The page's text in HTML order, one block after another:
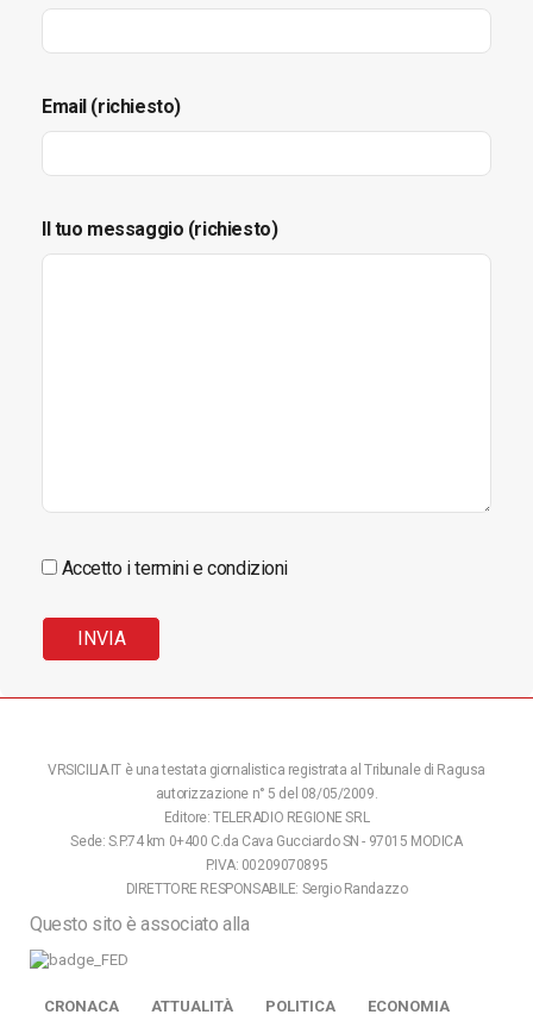
Email (richiesto)
Il tuo messaggio (richiesto)
Accetto i termini e condizioni
VRSICILIA.IT è una testata giornalistica registrata al Tribunale di Ragusa
autorizzazione n° 5 del 08/05/2009.
Editore: TELERADIO REGIONE SRL
Sede: S.P.74 km 0+400 C.da Cava Gucciardo SN - 97015 MODICA
P.IVA: 00209070895
DIRETTORE RESPONSABILE: Sergio Randazzo
Questo sito è associato alla
CRONACA ATTUALITÀ POLITICA ECONOMIA